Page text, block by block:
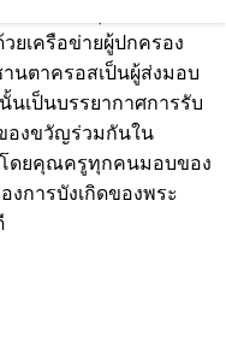
เครือข่ายผู้ปกครอง
นตาครอสเป็นผู้ส่งมอบ
เป็นบรรยากาศการรับ
องขวัญร่วมกันใน
โดยคุณครูทุกคนมอบของ
การบังเกิดของพระ